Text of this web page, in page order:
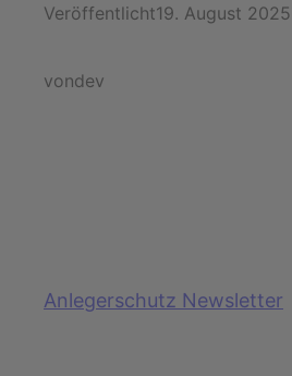
Veröffentlicht19. August 2025
vondev
Anlegerschutz Newsletter